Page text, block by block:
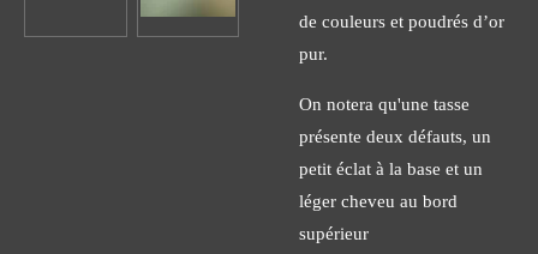
de couleurs et poudrés d’or
pur.
On notera qu'une tasse
présente deux défauts, un
petit éclat à la base et un
léger cheveu au bord
supérieur